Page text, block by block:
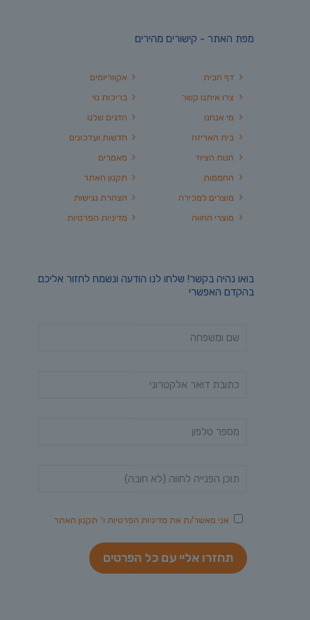
מפת האתר - קישורים מהירים
אקווריומים
בריכות נוי
הדגים שלנו
חדשות ועדכונים
מאמרים
תקנון האתר
הצהרת נגישות
מדיניות הפרטיות
דף הבית
צרו איתנו קשר
מי אנחנו
בית האריזה
חנות הציוד
החממות
מוצרים למכירה
מוצרי החווה
בואו נהיה בקשר! שלחו לנו הודעה ונשמח לחזור אליכם
בהקדם האפשרי
אני מאשר/ת את מדיניות הפרטיות ו־ תקנון האתר